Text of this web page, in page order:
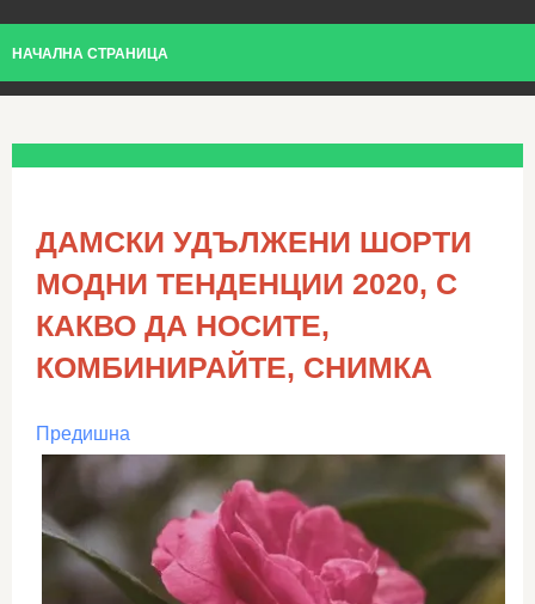
НАЧАЛНА СТРАНИЦА
ДАМСКИ УДЪЛЖЕНИ ШОРТИ
МОДНИ ТЕНДЕНЦИИ 2020, С
КАКВО ДА НОСИТЕ,
КОМБИНИРАЙТЕ, СНИМКА
Предишна